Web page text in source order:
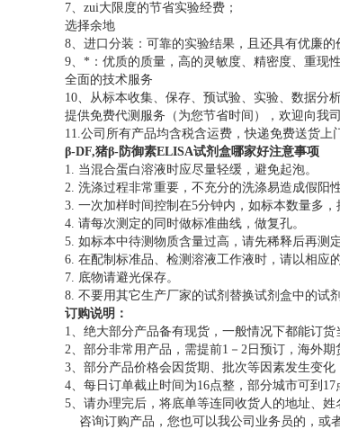
7、zui大限度的节省实验经费；
选择余地
8、进口分装：可靠的实验结果，且还具有优廉的
9、*：优质的质量，高的灵敏度、精密度、重现
全面的技术服务
10、从标本收集、保存、预试验、实验、数据分
提供免费代测服务（为您节省时间），欢迎向我
11.公司所有产品均含税含运费，快递免费送货上
β-DF,猪β-防御素ELISA试剂盒哪家好注意事项
1. 当混合蛋白溶液时应尽量轻缓，避免起泡。
2. 洗涤过程非常重要，不充分的洗涤易造成假阳性
3. 一次加样时间控制在5分钟内，如标本数量多，
4. 请每次测定的同时做标准曲线，做复孔。
5. 如标本中待测物质含量过高，请先稀释后再测
6. 在配制标准品、检测溶液工作液时，请以相应
7. 底物请避光保存。
8. 不要用其它生产厂家的试剂替换试剂盒中的试剂
订购说明：
1、绝大部分产品备有现货，一般情况下都能订货
2、部分非常用产品，需提前1－2日预订，海外期
3、部分产品价格会因货期、批次等因素发生变化
4、每日订单截止时间为16点整，部分城市可到
5、请办理完后，将底单等连同收货人的地址、姓
咨询订购产品，您也可以我公司业务员的，或